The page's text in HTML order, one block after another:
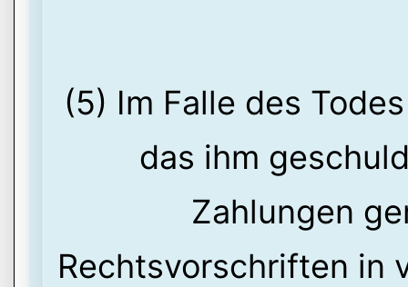
(5) Im Falle des
das ihm
Zahlungen
Rechtsvorschriften in